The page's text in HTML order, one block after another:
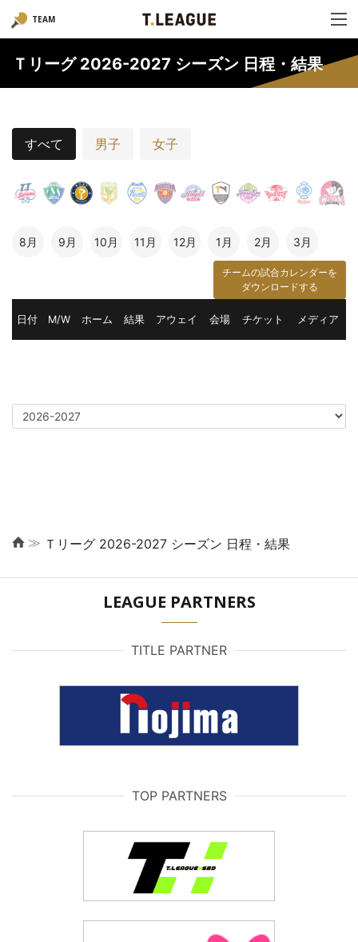
TEAM
Ｔリーグ 2026-2027 シーズン 日程・結果
すべて 男子 女子
8月 9月 10月 11月 12月 1月 2月 3月
チームの試合カレンダーを
ダウンロードする
日付 M/W ホーム 結果 アウェイ 会場 チケット メディア
≫ Ｔリーグ 2026-2027 シーズン 日程・結果
LEAGUE PARTNERS
TITLE PARTNER
TOP PARTNERS